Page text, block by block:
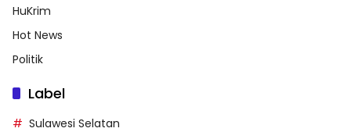
HuKrim
Hot News
Politik
Label
Sulawesi Selatan